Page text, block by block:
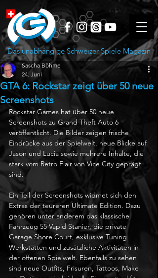
Das unabhängige Schweizer Spiele Magazin
GTA 6: Rockstar zeigt über 50 neue
Screenshots
Sascha Böhme
24. Juni
Rockstar Games hat über 50 neue
Screenshots zu Grand Theft Auto 6
veröffentlicht. Die Bilder zeigen frische
Eindrücke aus der Spielwelt, neue Blicke auf
Jason und Lucia sowie mehrere Inhalte, die
stark vom Retro Flair von Vice City geprägt
sind.
Ein Teil der Screenshots widmet sich den
Extras der teureren Ultimate Edition. Dazu
gehören unter anderem das klassische
Fahrzeug 55 Vapid Stanier, die private
Garage Shore Court, exklusive Tuning
Werkstätten und zusätzliche Aktivitäten in
der offenen Spielwelt. Ebenfalls zu sehen
sind neue Outfits, Frisuren, Tattoos, Make